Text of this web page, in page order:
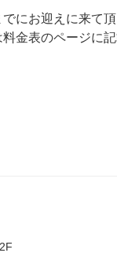
にお迎えに来て頂
金表のページに